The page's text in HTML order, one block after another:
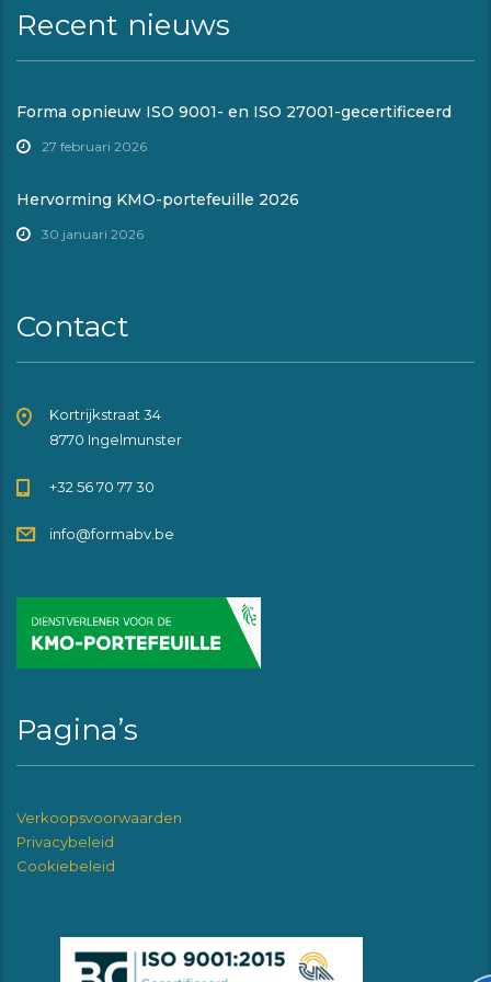
Recent nieuws
Forma opnieuw ISO 9001- en ISO 27001-gecertificeerd
27 februari 2026
Hervorming KMO-portefeuille 2026
30 januari 2026
Contact
Kortrijkstraat 34
8770 Ingelmunster
+32 56 70 77 30
info@formabv.be
Pagina’s
Verkoopsvoorwaarden
Privacybeleid
Cookiebeleid